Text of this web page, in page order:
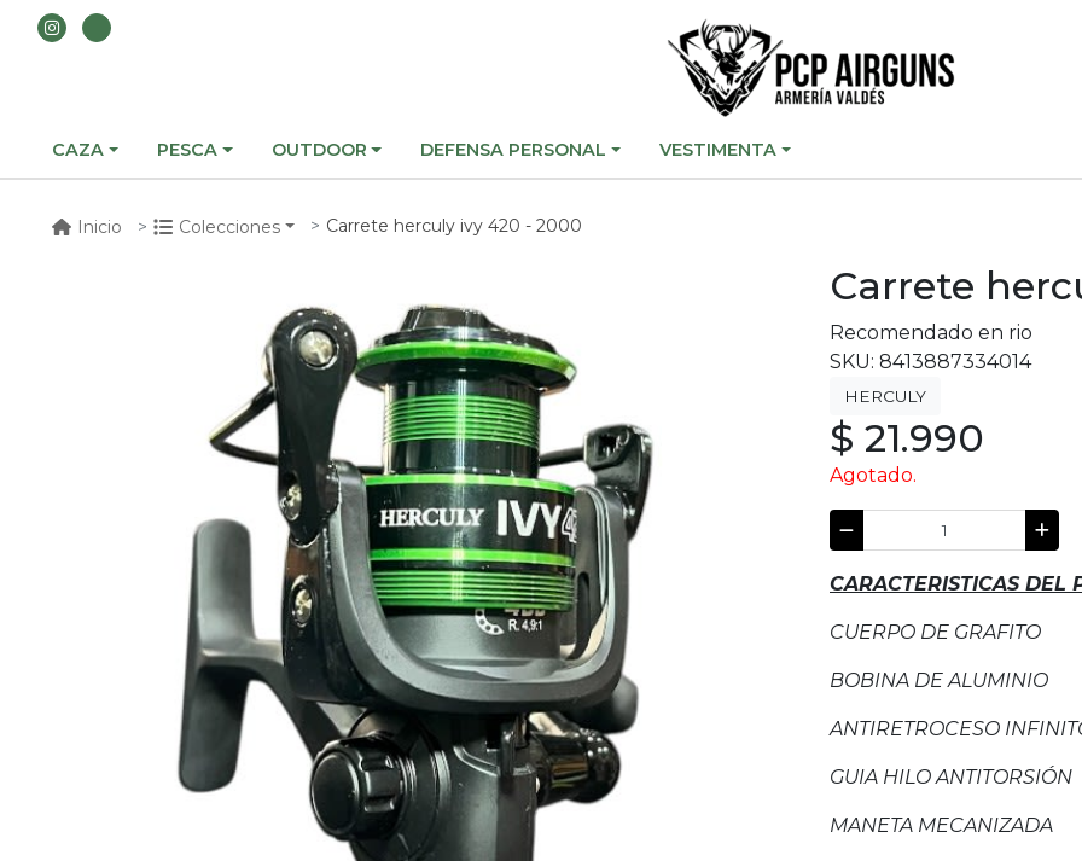
CAZA PESCA OUTDOOR DEFENSA PERSONAL VESTIMENTA
Inicio Colecciones Carrete herculy ivy 420 - 2000
Carrete
Recomendado en rio
SKU: 8413887334014
HERCULY
$ 21.990
Agotado.
CARACTERISTICAS DEL
CUERPO DE GRAFITO
BOBINA DE ALUMINIO
ANTIRETROCESO
GUIA HILO ANTITORSIÓN
MANETA MECANIZADA